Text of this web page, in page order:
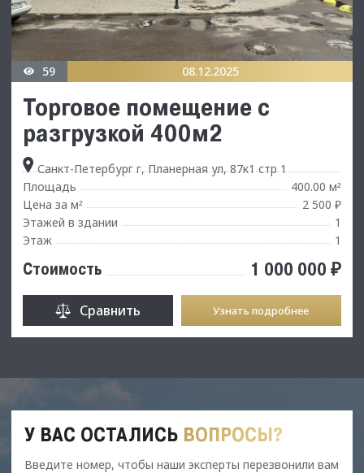
59 08.12.2025
Торговое помещение с
разгрузкой 400м2
Санкт-Петербург г, Планерная ул, 87к1 стр 1
Площадь
400.00 м²
Цена за м²
2 500 ₽
Этажей в здании
1
Этаж
1
Стоимость 1 000 000 ₽
Сравнить Узнать подробнее
У ВАС ОСТАЛИСЬ ВОПРОСЫ?
Введите номер, чтобы наши эксперты перезвонили вам